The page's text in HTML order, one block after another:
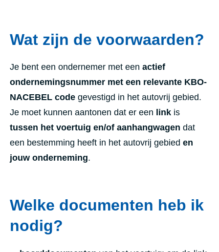
Wat zijn de voorwaarden?
Je bent een ondernemer met een actief
ondernemingsnummer met een relevante KBO-
NACEBEL code gevestigd in het autovrij gebied.
Je moet kunnen aantonen dat er een link is
tussen het voertuig en/of aanhangwagen dat
een bestemming heeft in het autovrij gebied en
jouw onderneming.
Welke documenten heb ik
nodig?